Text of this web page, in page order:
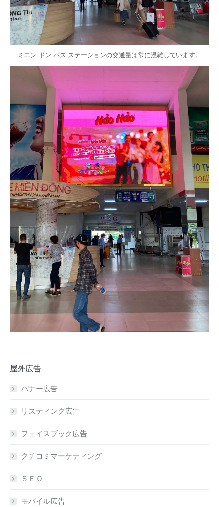
ミエン ドン バス ステーションの交通量は常に混雑しています。
屋外広告
バナー広告
リスティング広告
フェイスブック広告
クチコミマーケティング
ＳＥＯ
モバイル広告